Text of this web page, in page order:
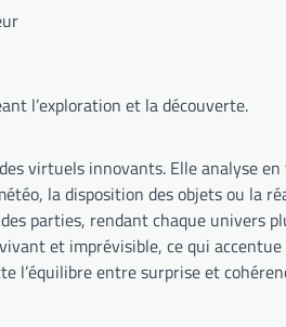
l’exploration et la découverte.
virtuels innovants. Elle analyse
la disposition des objets ou la
parties, rendant chaque univers
et imprévisible, ce qui
l’équilibre entre surprise et